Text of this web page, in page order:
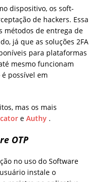
dispositivo, os soft-
de hackers. Essa
métodos de entrega de
já que as soluções 2FA
para plataformas
mesmo funcionam
possível em
mas os mais
e Authy .
OTP
no uso do Software
instale o